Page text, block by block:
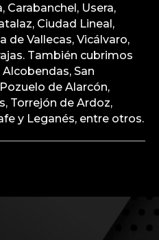
Carabanchel, Usera,
Ciudad Lineal,
de Vallecas, Vicálvaro,
También cubrimos
San
de Alarcón,
Torrejón de Ardoz,
y Leganés, entre otros.